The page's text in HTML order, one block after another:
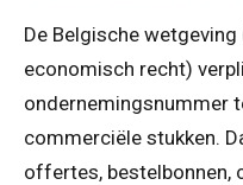
De Belgische
economisch recht)
ondernemingsnummer
commerciële stukken.
offertes, bestelbonnen,